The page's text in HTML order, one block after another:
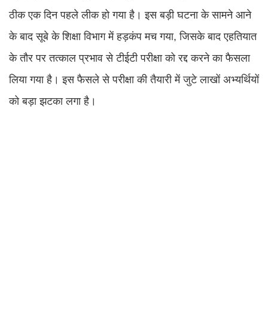
ठीक एक दिन पहले लीक हो गया है। इस बड़ी घटना के सामने आने
के बाद सूबे के शिक्षा विभाग में हड़कंप मच गया, जिसके बाद एहतियात
के तौर पर तत्काल प्रभाव से टीईटी परीक्षा को रद्द करने का फैसला
लिया गया है। इस फैसले से परीक्षा की तैयारी में जुटे लाखों अभ्यर्थियों
को बड़ा झटका लगा है।